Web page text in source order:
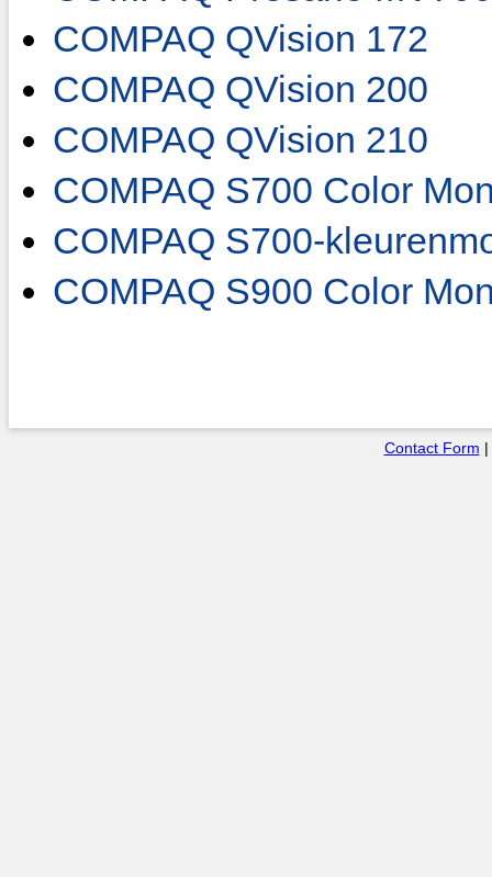
COMPAQ QVision 172
COMPAQ QVision 200
COMPAQ QVision 210
COMPAQ S700 Color
COMPAQ S700-
COMPAQ S900 Color
Contact Form |